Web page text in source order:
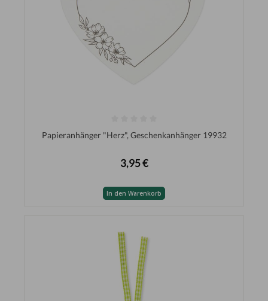
Papieranhänger "Herz", Geschenkanhänger 19932
3,95 €
In den Warenkorb